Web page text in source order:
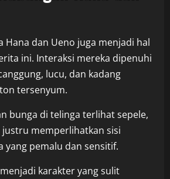
Hana dan Ueno juga menjadi hal
ini. Interaksi mereka dipenuhi
lucu, dan kadang
tersenyum.
bunga di telinga terlihat sepele,
memperlihatkan sisi
yang pemalu dan sensitif.
karakter yang sulit